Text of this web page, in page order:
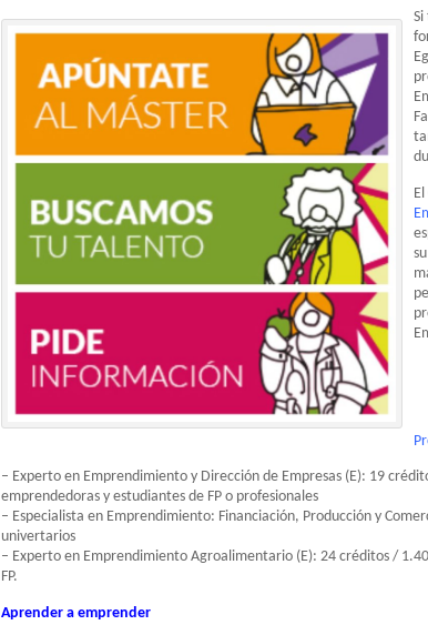
– Experto en Emprendimiento y Dirección de Empresas (E): 19
emprendedoras y estudiantes de FP o profesionales
– Especialista en Emprendimiento: Financiación, Producción y
univertarios
– Experto en Emprendimiento Agroalimentario (E): 24 créditos /
FP.
Aprender a emprender